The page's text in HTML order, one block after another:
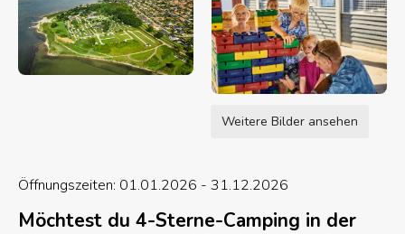
Weitere Bilder ansehen
Öffnungszeiten: 01.01.2026 - 31.12.2026
Möchtest du 4-Sterne-Camping in der